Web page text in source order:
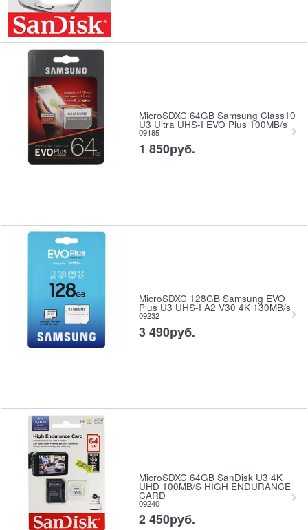
MicroSDXC 64GB Samsung Class10
U3 Ultra UHS-I EVO Plus 100MB/s
09185
1 850руб.
MicroSDXC 128GB Samsung EVO
Plus U3 UHS-I A2 V30 4K 130MB/s
09232
3 490руб.
MicroSDXC 64GB SanDisk U3 4K
UHD 100MB/S HIGH ENDURANCE
CARD
09240
2 450руб.